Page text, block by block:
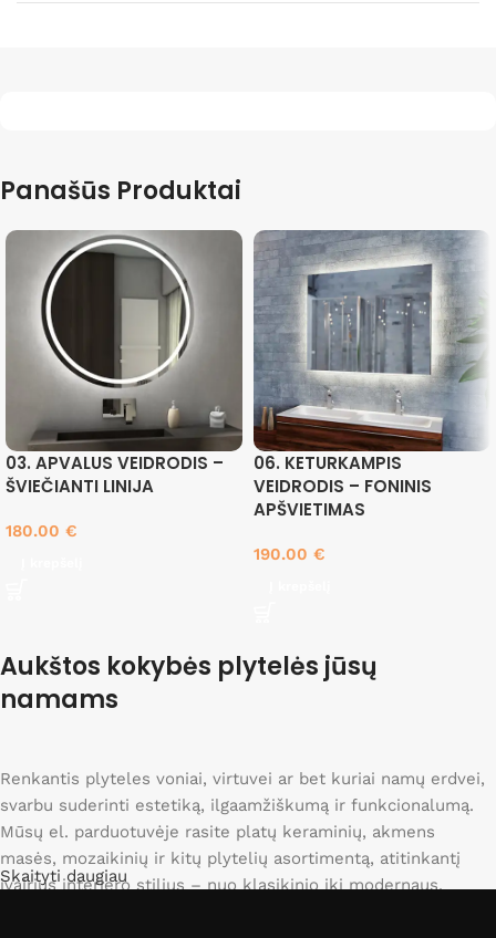
Panašūs Produktai
03. APVALUS VEIDRODIS –
ŠVIEČIANTI LINIJA
180.00 €
06. KETURKAMPIS
VEIDRODIS – FONINIS
APŠVIETIMAS
190.00 €
Aukštos kokybės plytelės jūsų
namams
Renkantis plyteles voniai, virtuvei ar bet kuriai namų erdvei,
svarbu suderinti estetiką, ilgaamžiškumą ir funkcionalumą.
Mūsų el. parduotuvėje rasite platų keraminių, akmens
masės, mozaikinių ir kitų plytelių asortimentą, atitinkantį
įvairius interjero stilius – nuo klasikinio iki modernaus.
Skaityti daugiau